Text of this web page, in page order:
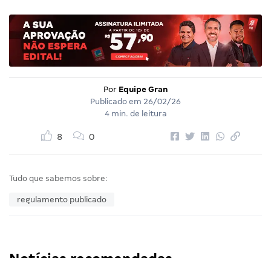
Por Equipe Gran
Publicado em 26/02/26
4 min. de leitura
8 0
Tudo que sabemos sobre:
regulamento publicado